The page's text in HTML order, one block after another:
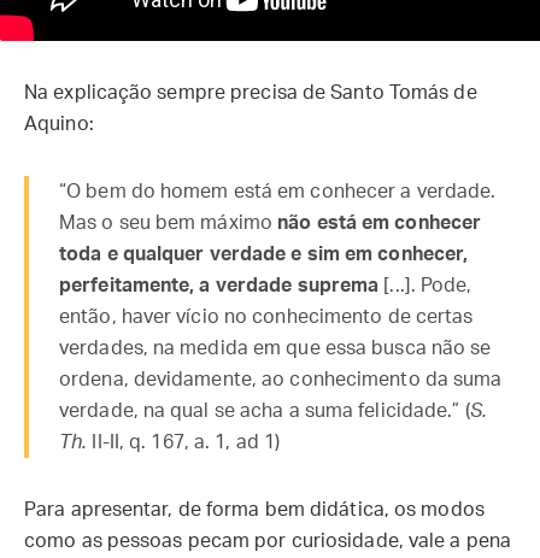
Na explicação sempre precisa de Santo Tomás de
Aquino:
“O bem do homem está em conhecer a verdade.
Mas o seu bem máximo não está em conhecer
toda e qualquer verdade e sim em conhecer,
perfeitamente, a verdade suprema [...]. Pode,
então, haver vício no conhecimento de certas
verdades, na medida em que essa busca não se
ordena, devidamente, ao conhecimento da suma
verdade, na qual se acha a suma felicidade.” (S.
Th. II-II, q. 167, a. 1, ad 1)
Para apresentar, de forma bem didática, os modos
como as pessoas pecam por curiosidade, vale a pena